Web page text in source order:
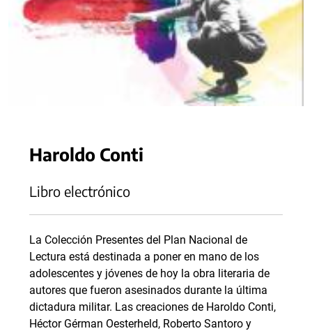
Haroldo Conti
Libro electrónico
La Colección Presentes del Plan Nacional de
Lectura está destinada a poner en mano de los
adolescentes y jóvenes de hoy la obra literaria de
autores que fueron asesinados durante la última
dictadura militar. Las creaciones de Haroldo Conti,
Héctor Gérman Oesterheld, Roberto Santoro y